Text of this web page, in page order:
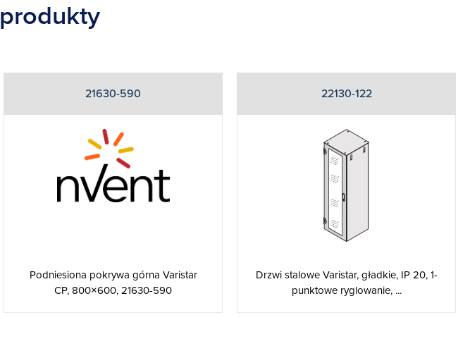
produkty
21630-590
Podniesiona pokrywa górna Varistar
CP, 800×600, 21630-590
22130-122
Drzwi stalowe Varistar, gładkie, IP 20, 1-
punktowe ryglowanie, ...